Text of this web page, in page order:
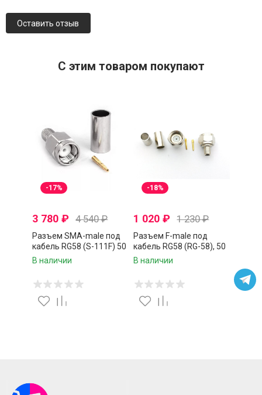
Оставить отзыв
C этим товаром покупают
-17%
3 780₽ 4 540₽
Разъем SMA-male под
кабель RG58 (S-111F) 50
Ом, обжимной под
шт.
В наличии
-18%
1 020₽ 1 230₽
Разъем F-male под
кабель RG58 (RG-58), 50
Ом, обжимной под
В наличии